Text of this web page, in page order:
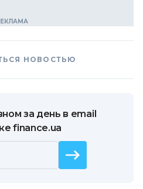
НОВОСТЬЮ
за день в email
finance.ua